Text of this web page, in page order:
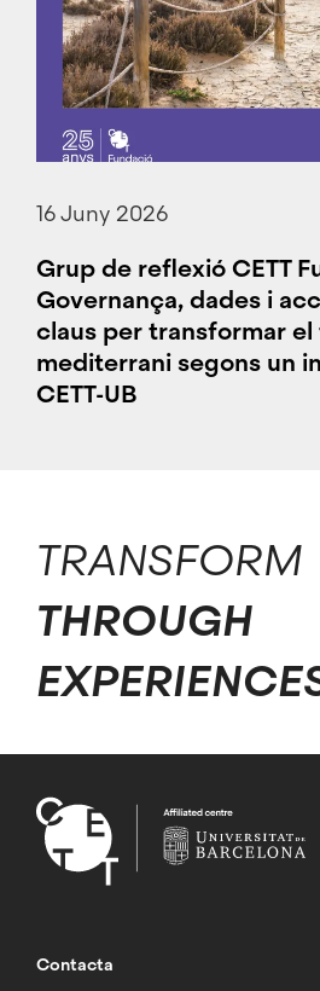
16 Juny 2026
Grup de reflexió CETT
Governança, dades i
claus per transformar
mediterrani segons un
CETT-UB
TRANSFORM
THROUGH
Contacta